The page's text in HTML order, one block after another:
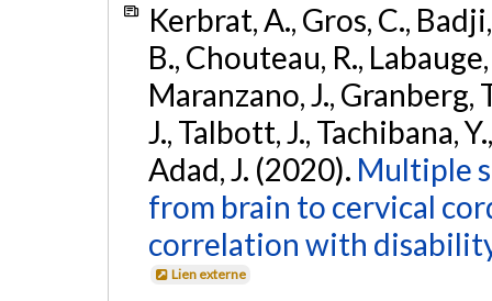
Kerbrat, A., Gros, C.,
B., Chouteau, R.,
Maranzano, J., Granberg,
J., Talbott, J., Tachibana,
Adad, J. (2020). Multiple
from brain to cervical
correlation with
Lien externe